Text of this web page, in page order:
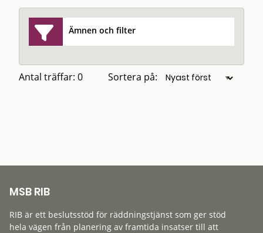
Ämnen och filter
Antal träffar: 0 Sortera på:
MSB RIB
RIB är ett beslutsstöd för räddningstjänst som ger stöd
hela vägen från planering av framtida insatser till att